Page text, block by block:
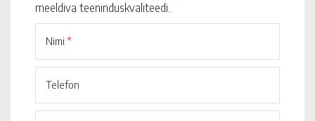
meeldiva teeninduskvaliteedi.
Nimi *
Telefon